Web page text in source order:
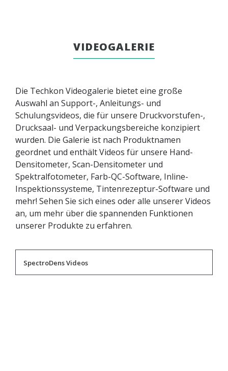
VIDEOGALERIE
Die Techkon Videogalerie bietet eine große
Auswahl an Support-, Anleitungs- und
Schulungsvideos, die für unsere Druckvorstufen-,
Drucksaal- und Verpackungsbereiche konzipiert
wurden. Die Galerie ist nach Produktnamen
geordnet und enthält Videos für unsere Hand-
Densitometer, Scan-Densitometer und
Spektralfotometer, Farb-QC-Software, Inline-
Inspektionssysteme, Tintenrezeptur-Software und
mehr! Sehen Sie sich eines oder alle unserer Videos
an, um mehr über die spannenden Funktionen
unserer Produkte zu erfahren.
SpectroDens Videos